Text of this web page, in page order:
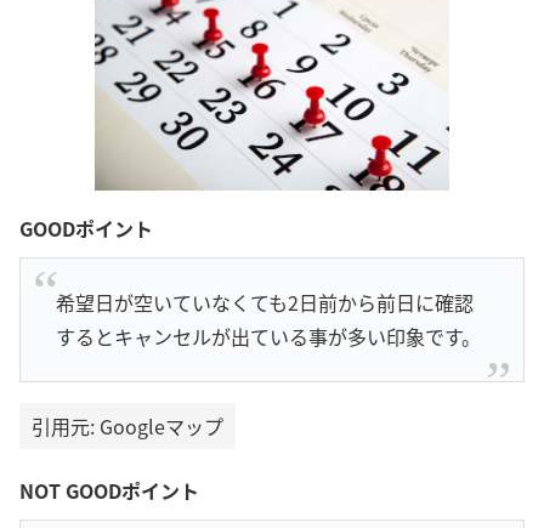
GOODポイント
希望日が空いていなくても2日前から前日に確認
するとキャンセルが出ている事が多い印象です。
引用元: Googleマップ
NOT GOODポイント